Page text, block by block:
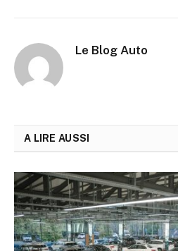
Le Blog Auto
A LIRE AUSSI